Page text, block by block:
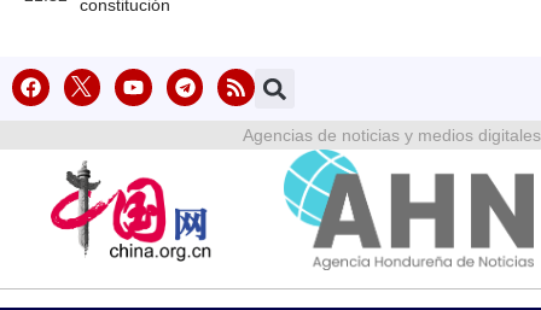
constitución
Agencias de noticias y medios digitales